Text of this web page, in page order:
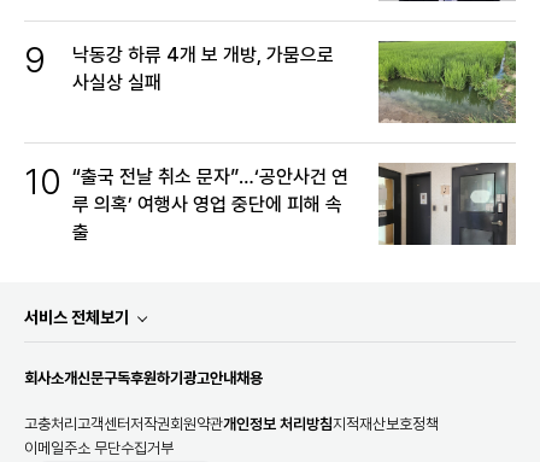
9
낙동강 하류 4개 보 개방, 가뭄으로
사실상 실패
10 “출국 전날 취소 문자”…‘공안사건 연
루 의혹’ 여행사 영업 중단에 피해 속
출
서비스 전체보기
회사소개신문구독후원하기 광고안내채용
고충처리 고객센터저작권회원약관개인정보 처리방침지적재산보호정책
이메일주소 무단수집거부